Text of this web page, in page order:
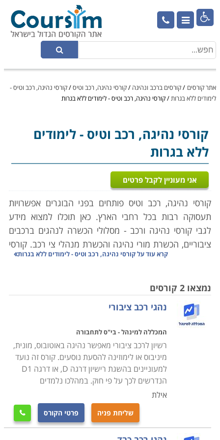

אתר קורסים /קורסים ברכב ונהיגה /קורסי נהיגה, רכב וטיס/קורסי נהיגה, רכב וטיס -
לימודים ללא בגרות/קורסי נהיגה, רכב וטיס - לימודים ללא בגרות
קורסי נהיגה, רכב וטיס - לימודים
ללא בגרות
אני מעוניין לקבל פרטים
קורסי נהיגה, רכב וטיס פותחים בפני הבוגרים אפשרויות
תעסוקה רבות בכל רחבי הארץ. כאן תוכלו למצוא מידע
לגבי קורסי נהיגה ורכב - מסלולי הכשרה לנהגים ברכבים
ציבוריים, הכשרת מורי נהיגה והכשרת מנהלי צי רכב. קורסי
טיס - מיועדים למועמדים שמבקשים ללמוד בעצמם את
מקצועיים.
קורסי טיס ציבוריים
בכדי להפוך לטייס מוסמך יש להשלים הכשרה מיוחדת בבתי
ספר שמציעים הכשרה מקצועית באמצעות טיס
לטורים. המדריכים בקורסי הטיסה הם טייסים מוסמכים
ומנוסים. ההרשמה לקורס פתוחה בפני גברים ונשים ללא כל
הגבלה. בתום הקורס עומדים הבוגרים במבחן ומקבלים
בהתאם את רישיון הטיס. אלו שמבקשים לעסוק בתחום
בצורה מקצועית יוכלו למצוא משרות של טייסי ריסוס, טייסי
תובלה או הטסת מטוסי נוסעים.
קרא עוד עלקורסי נהיגה, רכב וטיס - לימודים ללא בגרות
נמצאו 2 קורסים
נהגי רכב ציבורי
המכללה למינהל - בי"ס לתחבורה
רשיון לרכב ציבורי מאפשר נהיגה באוטובוס, מונית,
מיניבוס או לימוזינה להסעת נוסעים. קורס זה נועד
למעוניינים בהשגת רישיון דרגה D, או דרגה D1
הנדרשים לכך על פי חוק. במהלכו נלמדים
אילת
שליחת פניה פרטי הקורס 